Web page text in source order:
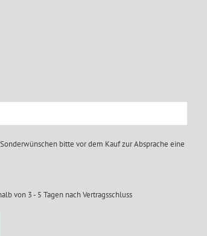
bitte vor dem Kauf zur Absprache eine
von 3 - 5 Tagen nach Vertragsschluss